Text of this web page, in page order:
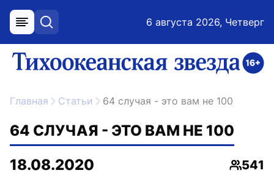
меню поиск 6 августа 2026, Четверг
ссылка на главную
Главная Статьи 64 случая - это вам не 100
64 СЛУЧАЯ - ЭТО ВАМ НЕ 100
18.08.2020
541